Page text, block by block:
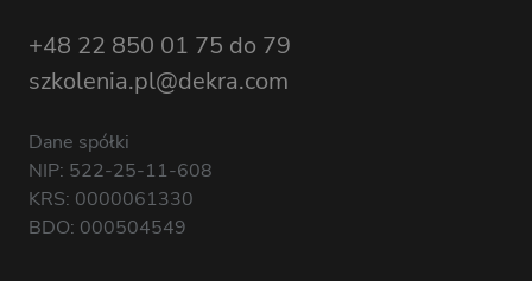
+48 22 850 01 75 do 79
szkolenia.pl@dekra.com
Dane spółki
NIP: 522-25-11-608
KRS: 0000061330
BDO: 000504549